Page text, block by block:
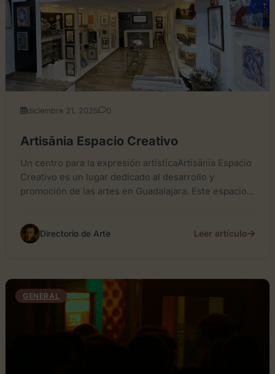
diciembre 21, 2025 0
Artisānia Espacio Creativo
Un centro para la expresión artísticaArtisānia Espacio
Creativo es un lugar dedicado al desarrollo y
promoción de las artes en Guadalajara. Este espacio
Directorio de Arte Leer artículo
GENERAL